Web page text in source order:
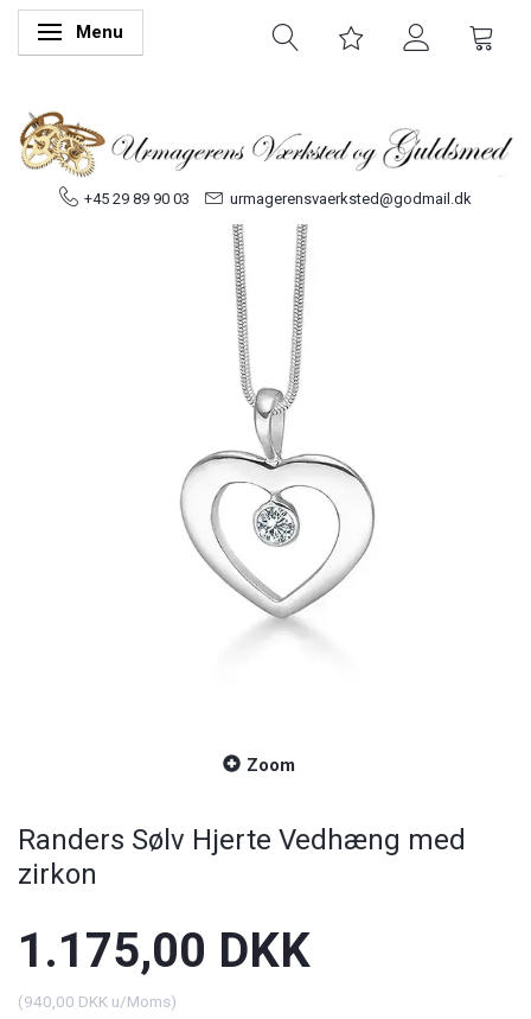
Skifte navigation
Menu
+45 29 89 90 03 urmagerensvaerksted@godmail.dk
Zoom
Randers Sølv Hjerte Vedhæng med
zirkon
1.175,00 DKK
(940,00 DKK u/Moms)